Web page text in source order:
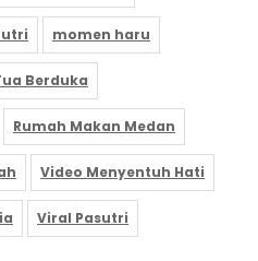
momen haru
Berduka
Rumah Makan Medan
Video Menyentuh Hati
Viral Pasutri